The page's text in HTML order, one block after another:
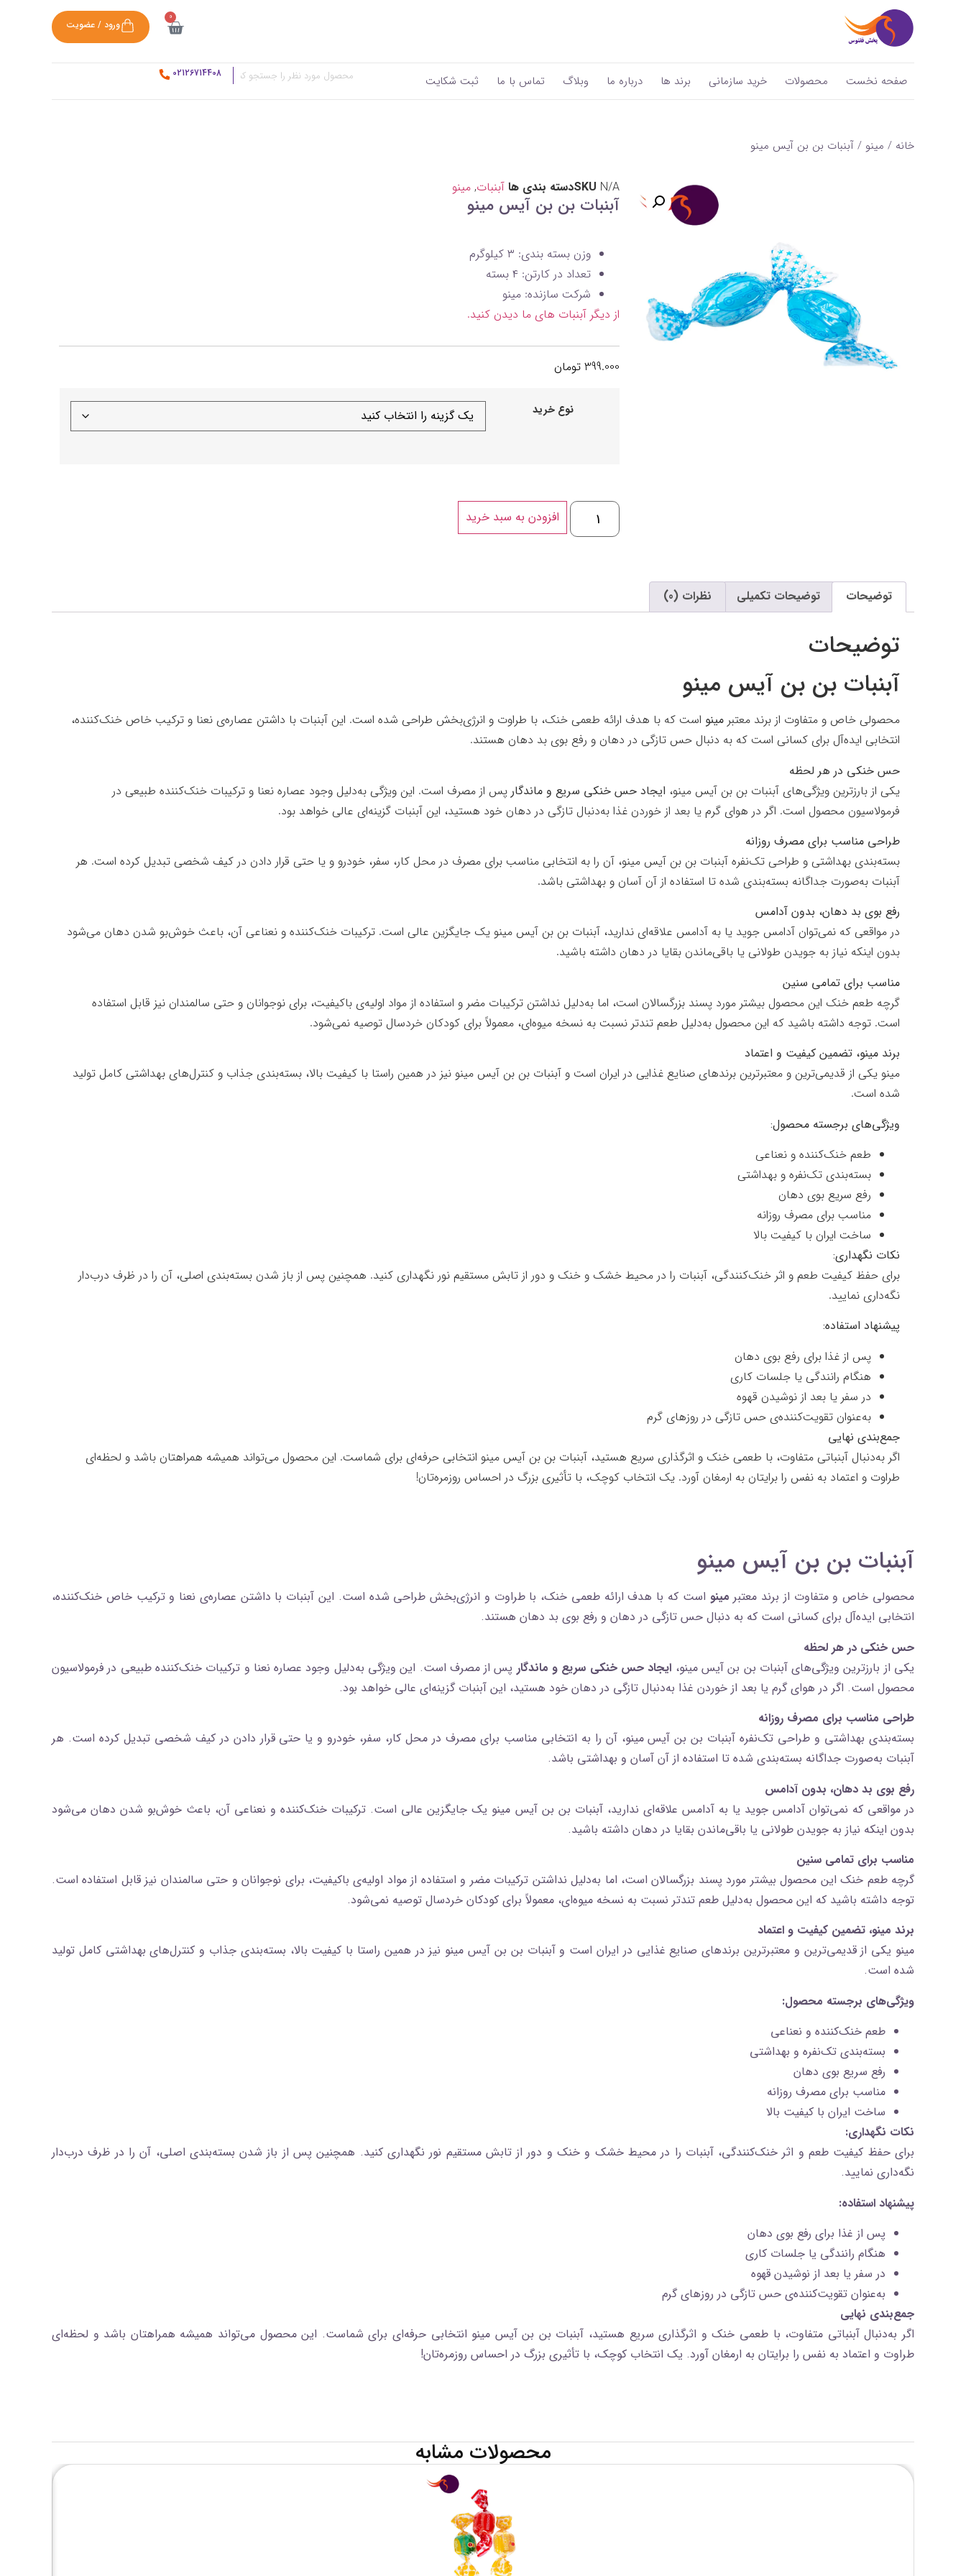
ورود / عضویت
0
صفحه نخست محصولات خرید سازمانی برند ها درباره ما وبلاگ تماس با ما ثبت شکایت 02126714408
خانه / مینو / آبنبات بن‌ بن آیس مینو
SKU N/A دسته بندی ها آبنبات, مینو
آبنبات بن‌ بن آیس مینو
وزن بسته بندی: ۳ کیلوگرم
تعداد در کارتن: ۴ بسته
شرکت سازنده: مینو
از دیگر آبنبات های ما دیدن کنید.
399.000 تومان
نوع خرید
افزودن به سبد خرید
توضیحات توضیحات تکمیلی نظرات (0)
توضیحات
آبنبات بن‌ بن آیس مینو
محصولی خاص و متفاوت از برند معتبر مینو است که با هدف ارائه طعمی خنک، با طراوت و انرژی‌بخش طراحی شده است. این آبنبات با داشتن عصاره‌ی نعنا و ترکیب خاص خنک‌کننده،
انتخابی ایده‌آل برای کسانی است که به دنبال حس تازگی در دهان و رفع بوی بد دهان هستند.
حس خنکی در هر لحظه
یکی از بارزترین ویژگی‌های آبنبات بن‌ بن آیس مینو، ایجاد حس خنکی سریع و ماندگار پس از مصرف است. این ویژگی به‌دلیل وجود عصاره نعنا و ترکیبات خنک‌کننده طبیعی در
فرمولاسیون محصول است. اگر در هوای گرم یا بعد از خوردن غذا به‌دنبال تازگی در دهان خود هستید، این آبنبات گزینه‌ای عالی خواهد بود.
طراحی مناسب برای مصرف روزانه
بسته‌بندی بهداشتی و طراحی تک‌نفره آبنبات بن‌ بن آیس مینو، آن را به انتخابی مناسب برای مصرف در محل کار، سفر، خودرو و یا حتی قرار دادن در کیف شخصی تبدیل کرده است. هر
آبنبات به‌صورت جداگانه بسته‌بندی شده تا استفاده از آن آسان و بهداشتی باشد.
رفع بوی بد دهان، بدون آدامس
در مواقعی که نمی‌توان آدامس جوید یا به آدامس علاقه‌ای ندارید، آبنبات بن‌ بن آیس مینو یک جایگزین عالی است. ترکیبات خنک‌کننده و نعناعی آن، باعث خوش‌بو شدن دهان می‌شود
بدون اینکه نیاز به جویدن طولانی یا باقی‌ماندن بقایا در دهان داشته باشید.
مناسب برای تمامی سنین
گرچه طعم خنک این محصول بیشتر مورد پسند بزرگسالان است، اما به‌دلیل نداشتن ترکیبات مضر و استفاده از مواد اولیه‌ی باکیفیت، برای نوجوانان و حتی سالمندان نیز قابل استفاده
است. توجه داشته باشید که این محصول به‌دلیل طعم تندتر نسبت به نسخه میوه‌ای، معمولاً برای کودکان خردسال توصیه نمی‌شود.
برند مینو، تضمین کیفیت و اعتماد
مینو یکی از قدیمی‌ترین و معتبرترین برندهای صنایع غذایی در ایران است و آبنبات بن‌ بن آیس مینو نیز در همین راستا با کیفیت بالا، بسته‌بندی جذاب و کنترل‌های بهداشتی کامل تولید
شده است.
ویژگی‌های برجسته محصول:
طعم خنک‌کننده و نعناعی
بسته‌بندی تک‌نفره و بهداشتی
رفع سریع بوی دهان
مناسب برای مصرف روزانه
ساخت ایران با کیفیت بالا
نکات نگهداری:
برای حفظ کیفیت طعم و اثر خنک‌کنندگی، آبنبات را در محیط خشک و خنک و دور از تابش مستقیم نور نگهداری کنید. همچنین پس از باز شدن بسته‌بندی اصلی، آن را در ظرف درب‌دار
نگه‌داری نمایید.
پیشنهاد استفاده:
پس از غذا برای رفع بوی دهان
هنگام رانندگی یا جلسات کاری
در سفر یا بعد از نوشیدن قهوه
به‌عنوان تقویت‌کننده‌ی حس تازگی در روزهای گرم
جمع‌بندی نهایی
اگر به‌دنبال آبنباتی متفاوت، با طعمی خنک و اثرگذاری سریع هستید، آبنبات بن‌ بن آیس مینو انتخابی حرفه‌ای برای شماست. این محصول می‌تواند همیشه همراهتان باشد و لحظه‌ای
طراوت و اعتماد به نفس را برایتان به ارمغان آورد. یک انتخاب کوچک، با تأثیری بزرگ در احساس روزمره‌تان!
آبنبات بن‌ بن آیس مینو
محصولی خاص و متفاوت از برند معتبر مینو است که با هدف ارائه طعمی خنک، با طراوت و انرژی‌بخش طراحی شده است. این آبنبات با داشتن عصاره‌ی نعنا و ترکیب خاص خنک‌کننده،
انتخابی ایده‌آل برای کسانی است که به دنبال حس تازگی در دهان و رفع بوی بد دهان هستند.
حس خنکی در هر لحظه
یکی از بارزترین ویژگی‌های آبنبات بن‌ بن آیس مینو، ایجاد حس خنکی سریع و ماندگار پس از مصرف است. این ویژگی به‌دلیل وجود عصاره نعنا و ترکیبات خنک‌کننده طبیعی در فرمولاسیون
محصول است. اگر در هوای گرم یا بعد از خوردن غذا به‌دنبال تازگی در دهان خود هستید، این آبنبات گزینه‌ای عالی خواهد بود.
طراحی مناسب برای مصرف روزانه
بسته‌بندی بهداشتی و طراحی تک‌نفره آبنبات بن‌ بن آیس مینو، آن را به انتخابی مناسب برای مصرف در محل کار، سفر، خودرو و یا حتی قرار دادن در کیف شخصی تبدیل کرده است. هر
آبنبات به‌صورت جداگانه بسته‌بندی شده تا استفاده از آن آسان و بهداشتی باشد.
رفع بوی بد دهان، بدون آدامس
در مواقعی که نمی‌توان آدامس جوید یا به آدامس علاقه‌ای ندارید، آبنبات بن‌ بن آیس مینو یک جایگزین عالی است. ترکیبات خنک‌کننده و نعناعی آن، باعث خوش‌بو شدن دهان می‌شود
بدون اینکه نیاز به جویدن طولانی یا باقی‌ماندن بقایا در دهان داشته باشید.
مناسب برای تمامی سنین
گرچه طعم خنک این محصول بیشتر مورد پسند بزرگسالان است، اما به‌دلیل نداشتن ترکیبات مضر و استفاده از مواد اولیه‌ی باکیفیت، برای نوجوانان و حتی سالمندان نیز قابل استفاده است.
توجه داشته باشید که این محصول به‌دلیل طعم تندتر نسبت به نسخه میوه‌ای، معمولاً برای کودکان خردسال توصیه نمی‌شود.
برند مینو، تضمین کیفیت و اعتماد
مینو یکی از قدیمی‌ترین و معتبرترین برندهای صنایع غذایی در ایران است و آبنبات بن‌ بن آیس مینو نیز در همین راستا با کیفیت بالا، بسته‌بندی جذاب و کنترل‌های بهداشتی کامل تولید
شده است.
ویژگی‌های برجسته محصول:
طعم خنک‌کننده و نعناعی
بسته‌بندی تک‌نفره و بهداشتی
رفع سریع بوی دهان
مناسب برای مصرف روزانه
ساخت ایران با کیفیت بالا
نکات نگهداری:
برای حفظ کیفیت طعم و اثر خنک‌کنندگی، آبنبات را در محیط خشک و خنک و دور از تابش مستقیم نور نگهداری کنید. همچنین پس از باز شدن بسته‌بندی اصلی، آن را در ظرف درب‌دار
نگه‌داری نمایید.
پیشنهاد استفاده:
پس از غذا برای رفع بوی دهان
هنگام رانندگی یا جلسات کاری
در سفر یا بعد از نوشیدن قهوه
به‌عنوان تقویت‌کننده‌ی حس تازگی در روزهای گرم
جمع‌بندی نهایی
اگر به‌دنبال آبنباتی متفاوت، با طعمی خنک و اثرگذاری سریع هستید، آبنبات بن‌ بن آیس مینو انتخابی حرفه‌ای برای شماست. این محصول می‌تواند همیشه همراهتان باشد و لحظه‌ای
طراوت و اعتماد به نفس را برایتان به ارمغان آورد. یک انتخاب کوچک، با تأثیری بزرگ در احساس روزمره‌تان!
محصولات مشابه